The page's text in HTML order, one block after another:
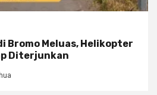
Bromo Meluas, Helikopter
Diterjunkan